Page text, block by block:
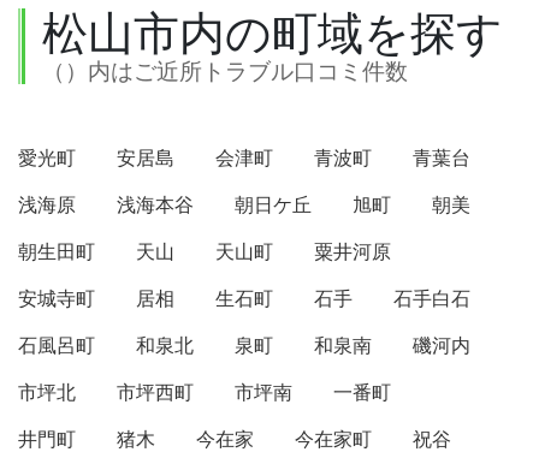
松山市内の町域を探す
（）内はご近所トラブル口コミ件数
愛光町 安居島 会津町 青波町
青葉台
浅海原
浅海本谷 朝日ケ丘 旭町
朝美
朝生田町
天山 天山町
粟井河原
安城寺町
居相 生石町 石手
石手白石
石風呂町
和泉北 泉町 和泉南
磯河内
市坪北
市坪西町 市坪南
一番町
井門町
猪木 今在家 今在家町 祝谷